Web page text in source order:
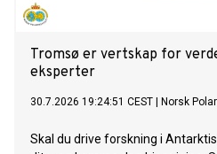
Tromsø er vertskap for
eksperter
30.7.2026 19:24:51 CEST Norsk
Skal du drive forskning i